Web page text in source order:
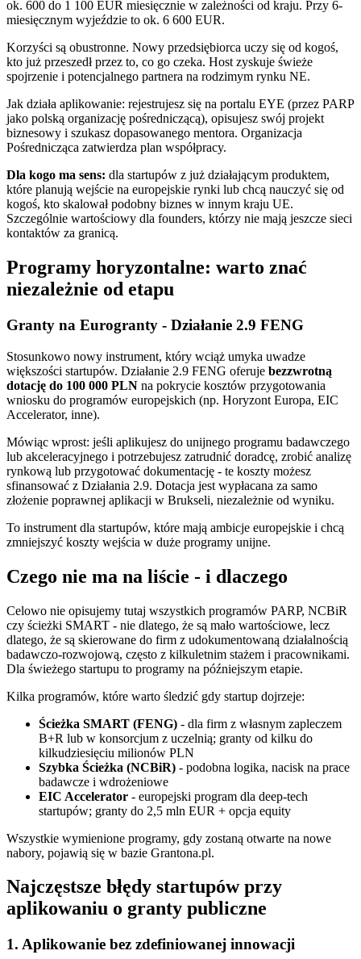
ok. 600 do 1 100 EUR miesięcznie w zależności od kraju. Przy 6-
miesięcznym wyjeździe to ok. 6 600 EUR.
Korzyści są obustronne. Nowy przedsiębiorca uczy się od kogoś,
kto już przeszedł przez to, co go czeka. Host zyskuje świeże
spojrzenie i potencjalnego partnera na rodzimym rynku NE.
Jak działa aplikowanie: rejestrujesz się na portalu EYE (przez PARP
jako polską organizację pośredniczącą), opisujesz swój projekt
biznesowy i szukasz dopasowanego mentora. Organizacja
Pośrednicząca zatwierdza plan współpracy.
Dla kogo ma sens: dla startupów z już działającym produktem,
które planują wejście na europejskie rynki lub chcą nauczyć się od
kogoś, kto skalował podobny biznes w innym kraju UE.
Szczególnie wartościowy dla founders, którzy nie mają jeszcze sieci
kontaktów za granicą.
Programy horyzontalne: warto znać
niezależnie od etapu
Granty na Eurogranty - Działanie 2.9 FENG
Stosunkowo nowy instrument, który wciąż umyka uwadze
większości startupów. Działanie 2.9 FENG oferuje bezzwrotną
dotację do 100 000 PLN na pokrycie kosztów przygotowania
wniosku do programów europejskich (np. Horyzont Europa, EIC
Accelerator, inne).
Mówiąc wprost: jeśli aplikujesz do unijnego programu badawczego
lub akceleracyjnego i potrzebujesz zatrudnić doradcę, zrobić analizę
rynkową lub przygotować dokumentację - te koszty możesz
sfinansować z Działania 2.9. Dotacja jest wypłacana za samo
złożenie poprawnej aplikacji w Brukseli, niezależnie od wyniku.
To instrument dla startupów, które mają ambicje europejskie i chcą
zmniejszyć koszty wejścia w duże programy unijne.
Czego nie ma na liście - i dlaczego
Celowo nie opisujemy tutaj wszystkich programów PARP, NCBiR
czy ścieżki SMART - nie dlatego, że są mało wartościowe, lecz
dlatego, że są skierowane do firm z udokumentowaną działalnością
badawczo-rozwojową, często z kilkuletnim stażem i pracownikami.
Dla świeżego startupu to programy na późniejszym etapie.
Kilka programów, które warto śledzić gdy startup dojrzeje:
Ścieżka SMART (FENG) - dla firm z własnym zapleczem
B+R lub w konsorcjum z uczelnią; granty od kilku do
kilkudziesięciu milionów PLN
Szybka Ścieżka (NCBiR) - podobna logika, nacisk na prace
badawcze i wdrożeniowe
EIC Accelerator - europejski program dla deep-tech
startupów; granty do 2,5 mln EUR + opcja equity
Wszystkie wymienione programy, gdy zostaną otwarte na nowe
nabory, pojawią się w bazie Grantona.pl.
Najczęstsze błędy startupów przy
aplikowaniu o granty publiczne
1. Aplikowanie bez zdefiniowanej innowacji